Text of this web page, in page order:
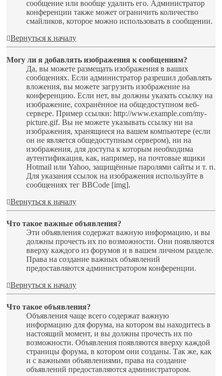
сообщение или вообще удалить его. Администратор
конференции также может ограничить количество
смайликов, которое можно использовать в сообщении.
Вернуться к началу
Могу ли я добавлять изображения к сообщениям?
Да, вы можете размещать изображения в ваших
сообщениях. Если администратор разрешил добавлять
вложения, вы можете загрузить изображение на
конференцию. Если нет, вы должны указать ссылку на
изображение, сохранённое на общедоступном веб-
сервере. Пример ссылки: http://www.example.com/my-
picture.gif. Вы не можете указывать ссылку ни на
изображения, хранящиеся на вашем компьютере (если
он не является общедоступным сервером), ни на
изображения, для доступа к которым необходима
аутентификация, как, например, на почтовые ящики
Hotmail или Yahoo, защищённые паролями сайты и т. п.
Для указания ссылок на изображения используйте в
сообщениях тег BBCode [img].
Вернуться к началу
Что такое важные объявления?
Эти объявления содержат важную информацию, и вы
должны прочесть их по возможности. Они появляются
вверху каждого из форумов и в вашем личном разделе.
Права на создание важных объявлений
предоставляются администратором конференции.
Вернуться к началу
Что такое объявления?
Объявления чаще всего содержат важную
информацию для форума, на котором вы находитесь в
настоящий момент, и вы должны прочесть их по
возможности. Объявления появляются вверху каждой
страницы форума, в котором они созданы. Так же, как
и с важными объявлениями, права на создание
объявлений предоставляются администратором.